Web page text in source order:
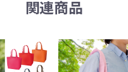
関連商品